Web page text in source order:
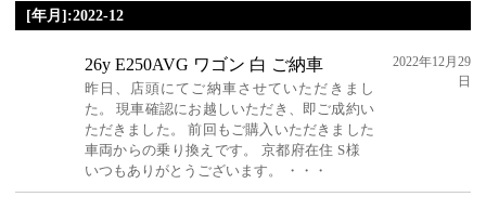
[年月]:2022-12
26y E250AVG ワゴン 白 ご納車
昨日、店頭にてご納車させていただきまし
た。 現車確認にお越しいただき、即ご成約い
ただきました。 前回もご購入いただきました
車両からの乗り換えです。 京都府在住 S様
いつもありがとうございます。 ・・・
2022年12月29
日